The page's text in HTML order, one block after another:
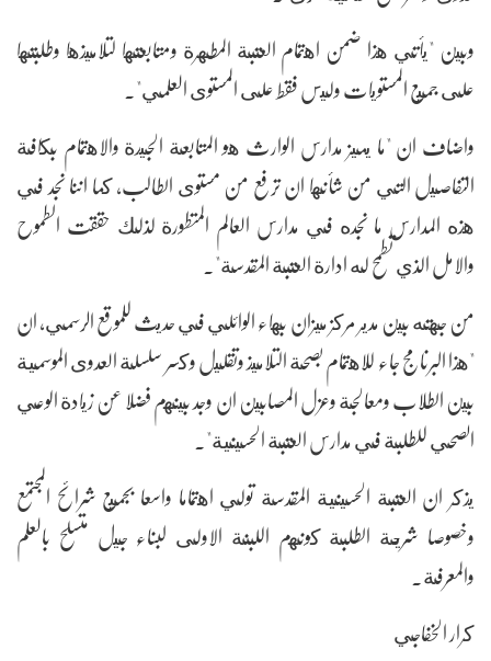
وبين "يأتي هذا ضمن اهتمام العتبة المطهرة ومتابعتها لتلاميذها وطلبتها
على جميع المستويات وليس فقط على المستوى العلمي".
واضاف ان "ما يميز مدارس الوارث هو المتابعة الجيدة والاهتمام بكافة
التفاصيل التي من شأنها ان ترفع من مستوى الطالب، كما اننا نجد في
هذه المدارس ما نجده في مدارس العالم المتطورة لذلك حققت الطموح
والامل الذي تطمح له ادارة العتبة المقدسة".
من جهته بين مدير مركز ميزان بهاء الوائلي في حديث للموقع الرسمي، ان
"هذا البرنامج جاء للاهتمام بصحة التلاميذ وتقليل وكسر سلسلة العدوى الموسمية
بين الطلاب ومعالجة وعزل المصابين ان وجد بينهم فضلا عن زيادة الوعي
الصحي للطلبة في مدارس العتبة الحسينية".
يذكر ان العتبة الحسينية المقدسة تولي اهتماما واسعا بجميع شرائح المجتمع
وخصوصا شريحة الطلبة كونهم اللبنة الاولى لبناء جيل متسلح بالعلم
والمعرفة.
كرار الخفاجي